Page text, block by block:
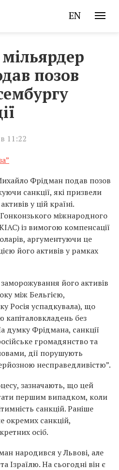
EN
позов
11:22
Фрідман подав позов
санкції, які призвели
у цій країні.
міжнародного
із вимогою компенсації
аргументуючи це
його активів у рамках
його активів
між Бельгією,
Росія успадкувала), що
капіталовкладень без
думку Фрідмана, санкції
громадянство та
дії порушують
несправедливістю”.
зазначають, що цей
першим випадком, коли
санкцій. Раніше
окремих санкцій,
осіб.
народився у Львові, але
Ізраїлю. На сьогодні він є